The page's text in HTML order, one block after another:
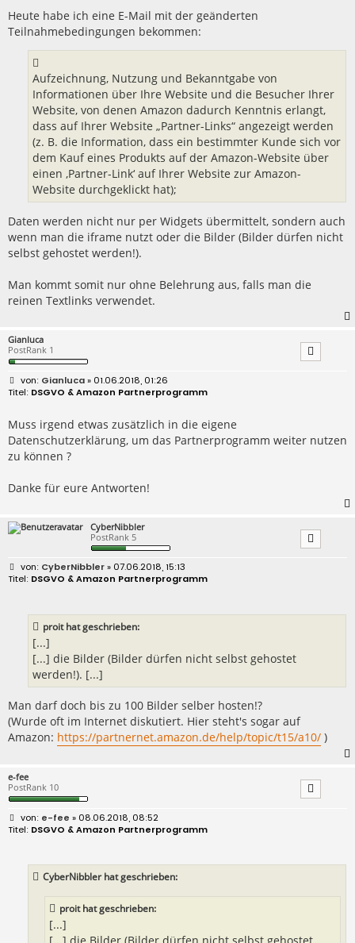
r
a
g
Heute habe ich eine E-Mail mit der geänderten
Teilnahmebedingungen bekommen:
Aufzeichnung, Nutzung und Bekanntgabe von
Informationen über Ihre Website und die Besucher Ihrer
Website, von denen Amazon dadurch Kenntnis erlangt,
dass auf Ihrer Website „Partner-Links“ angezeigt werden
(z. B. die Information, dass ein bestimmter Kunde sich vor
dem Kauf eines Produkts auf der Amazon-Website über
einen ‚Partner-Link‘ auf Ihrer Website zur Amazon-
Website durchgeklickt hat);
Daten werden nicht nur per Widgets übermittelt, sondern auch
wenn man die iframe nutzt oder die Bilder (Bilder dürfen nicht
selbst gehostet werden!).
Man kommt somit nur ohne Belehrung aus, falls man die
reinen Textlinks verwendet.
Gianluca
PostRank 1
B
e
r
a
g
Gianluca» 01.06.2018, 01:26
DSGVO & Amazon Partnerprogramm
Muss irgend etwas zusätzlich in die eigene
Datenschutzerklärung, um das Partnerprogramm weiter nutzen
zu können ?
Danke für eure Antworten!
CyberNibbler
PostRank 5
B
e
CyberNibbler» 07.06.2018, 15:13
DSGVO & Amazon Partnerprogramm
proit hat geschrieben:
[...]
[...] die Bilder (Bilder dürfen nicht selbst gehostet
werden!). [...]
Man darf doch bis zu 100 Bilder selber hosten!?
(Wurde oft im Internet diskutiert. Hier steht's sogar auf
Amazon: https://partnernet.amazon.de/help/topic/t15/a10/ )
e-fee
PostRank 10
B
e
e-fee » 08.06.2018, 08:52
DSGVO & Amazon Partnerprogramm
CyberNibbler hat geschrieben:
proit hat geschrieben:
[...]